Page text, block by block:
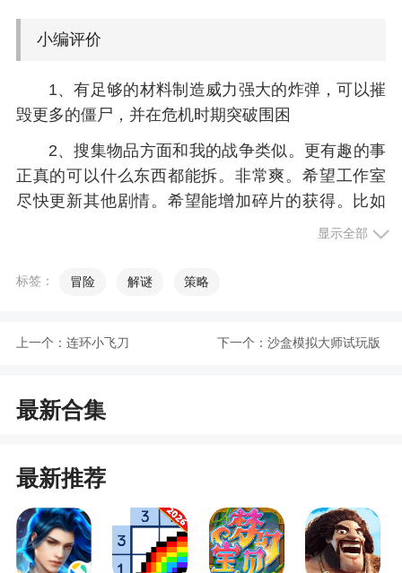
小编评价
1、有足够的材料制造威力强大的炸弹，可以摧
毁更多的僵尸，并在危机时期突破围困
2、搜集物品方面和我的战争类似。更有趣的事
正真的可以什么东西都能拆。非常爽。希望工作室
尽快更新其他剧情。希望能增加碎片的获得。比如
每次过完剧情或者评分达到一定分数后能获得碎
集不齐。心累。希望改进
1.开放野兽抓捕玩法
3.宿舍家具装修玩法与宠物幸福度关联
4.宠物亲密度与宠物派遣、指令等功能关联
5.宠物对食物的吸收由宠物的基因天赋决定
显示全部
标签： 冒险 解谜 策略
上一个： 连环小飞刀 下一个： 沙盒模拟大师试玩版
最新合集
最新推荐